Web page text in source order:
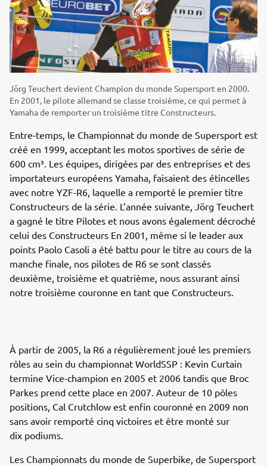
Jörg Teuchert devient Champion du monde Supersport en 2000.
En 2001, le pilote allemand se classe troisième, ce qui permet à
Yamaha de remporter un troisième titre Constructeurs.
Entre-temps, le Championnat du monde de Supersport est
créé en 1999, acceptant les motos sportives de série de
600 cm³. Les équipes, dirigées par des entreprises et des
importateurs européens Yamaha, faisaient des étincelles
avec notre YZF-R6, laquelle a remporté le premier titre
Constructeurs de la série. L’année suivante, Jörg Teuchert
a gagné le titre Pilotes et nous avons également décroché
celui des Constructeurs En 2001, même si le leader aux
points Paolo Casoli a été battu pour le titre au cours de la
manche finale, nos pilotes de R6 se sont classés
deuxième, troisième et quatrième, nous assurant ainsi
notre troisième couronne en tant que Constructeurs.
À partir de 2005, la R6 a régulièrement joué les premiers
rôles au sein du championnat WorldSSP : Kevin Curtain
termine Vice-champion en 2005 et 2006 tandis que Broc
Parkes prend cette place en 2007. Auteur de 10 pôles
positions, Cal Crutchlow est enfin couronné en 2009 non
sans avoir remporté cinq victoires et être monté sur
dix podiums.
Les Championnats du monde de Superbike, de Supersport